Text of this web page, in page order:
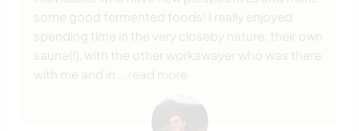
some good fermented foods! I really enjoyed
spending time in the very closeby nature, their own
sauna(!), with the other workawayer who was there
with me and in
… read more